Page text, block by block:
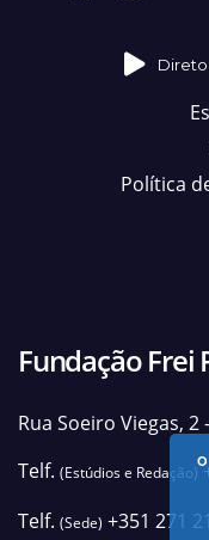
Direto
Política
Fundação Frei
Rua Soeiro Viegas, 2
Telf. (Estúdios e Redação)
Telf. (Sede) +351 271